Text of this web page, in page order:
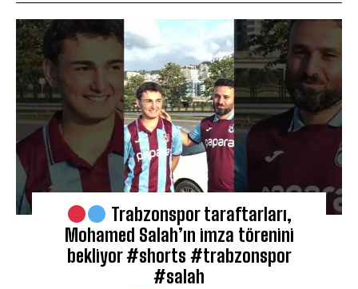
Trabzonspor taraftarları,
Mohamed Salah’ın imza törenini
bekliyor #shorts #trabzonspor
#salah